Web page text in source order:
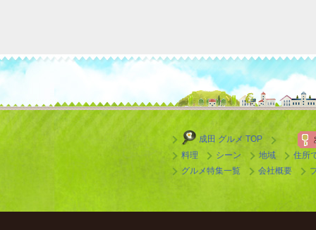
成田 グルメ TOP
料理
シーン 地域
住所
グルメ特集一覧
会社概要